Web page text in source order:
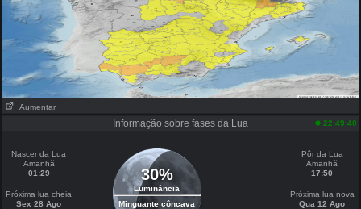
Aumentar
Informação sobre fases da Lua 22:49:40
Nascer da Lua
Amanhã
01:29
Próxima lua cheia
Sex 28 Ago
30%
Luminância
Minguante côncava
Pôr da Lua
Amanhã
17:50
Próxima lua nova
Qua 12 Ago